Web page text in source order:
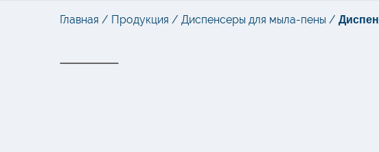
Главная / Продукция / Диспенсеры для мыла-пены /